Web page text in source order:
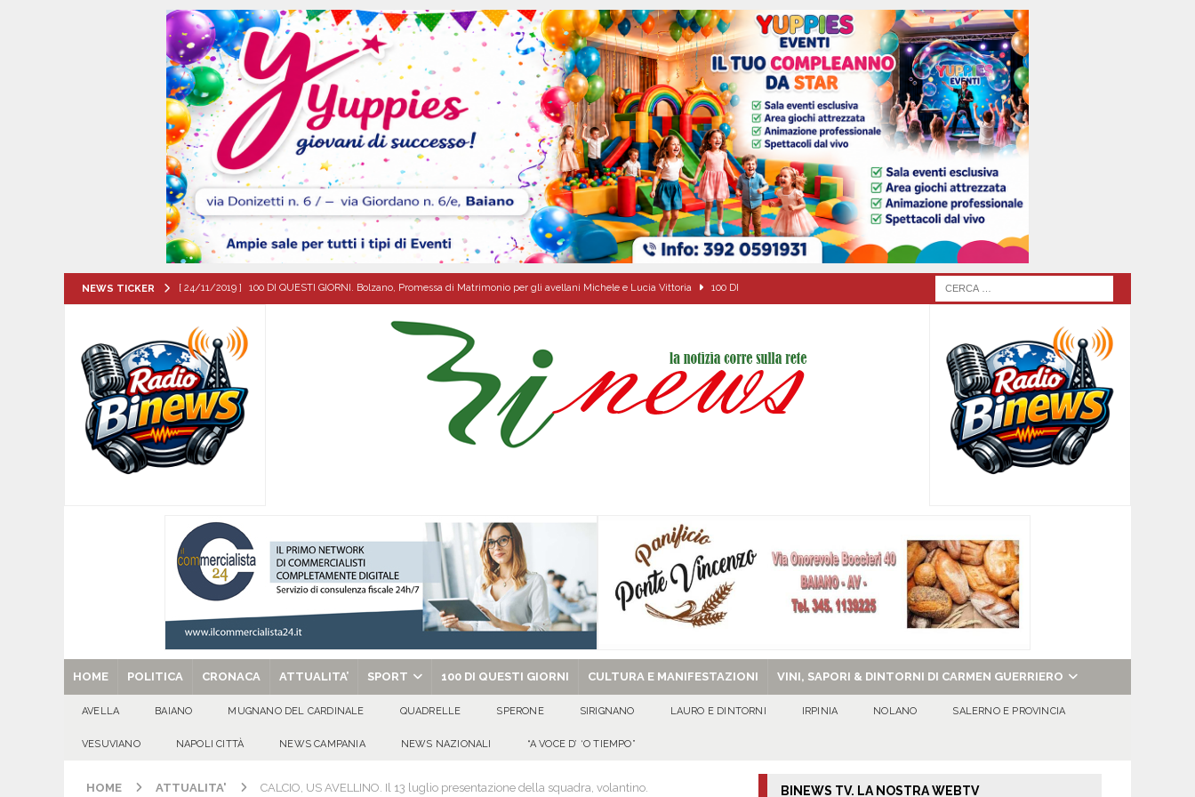
NEWS TICKER [ 24/11/2019 ] 100 DI QUESTI GIORNI. Bolzano, Promessa di Matrimonio per gli avellani Michele e Lucia Vittoria 100 DI
[ 06/08/2026 ] Il comune di Meta di Sorrento stipula protolocco d’intesa con la guardia Agroforestale Italiana
CITTA'
[ 06/08/2026 ] Mugnano del Cardinale, Iolanda Prisco è la nuova agente della Polizia Municipale ATTUALITA'
[ 06/08/2026 ] Lutto ad Avella: è scomparso il dott. Domenico Amato, aveva 85 anni
[ 06/08/2026 ]
[ 06/08/2026 ] VALLESACCARDA, torna CumVivere: la tavola come simbolo di condivisione, armonia e bellezza.
E MANIFESTAZIONI
[ 29/08/2025 ] SANT’Oggi. Venerdì 29 agosto la chiesa celebra il Martirio di san Giovanni Battista e santa Sabina EVIDENZA
HOME POLITICA CRONACA ATTUALITA’ SPORT 100 DI QUESTI GIORNI CULTURA E MANIFESTAZIONI VINI, SAPORI & DINTORNI DI CARMEN GUERRIERO
AVELLA BAIANO MUGNANO DEL CARDINALE QUADRELLE SPERONE SIRIGNANO LAURO E DINTORNI IRPINIA NOLANO SALERNO E PROVINCIA
VESUVIANO NAPOLI CITTÀ NEWS CAMPANIA NEWS NAZIONALI “A VOCE D’ ‘O TIEMPO”
HOME ATTUALITA' CALCIO, US AVELLINO. Il 13 luglio presentazione della squadra, volantino. BINEWS TV. LA NOSTRA WEBTV